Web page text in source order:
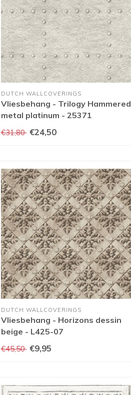
DUTCH WALLCOVERINGS
Vliesbehang - Trilogy Hammered
metal platinum - 25371
€31,80 €24,50
DUTCH WALLCOVERINGS
Vliesbehang - Horizons dessin
beige - L425-07
€45,50 €9,95